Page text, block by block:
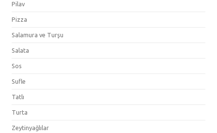
Pilav
Pizza
Salamura ve Turşu
Salata
Sos
Sufle
Tatlı
Turta
Zeytinyağlılar